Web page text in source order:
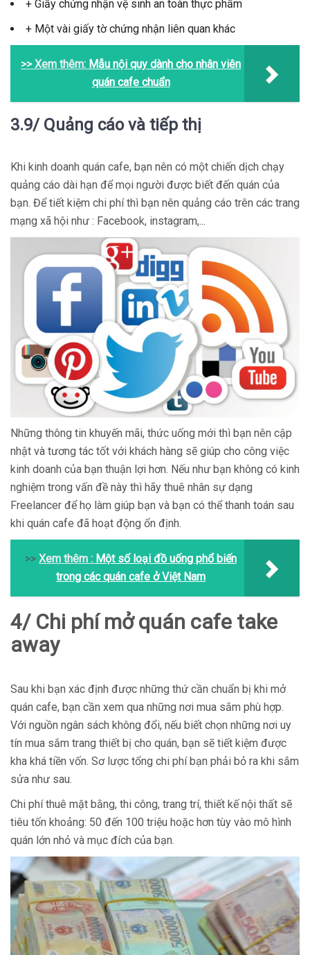
+ Giấy chứng nhận vệ sinh an toàn thực phẩm
+ Một vài giấy tờ chứng nhận liên quan khác
>> Xem thêm: Mẫu nội quy dành cho nhân viên
quán cafe chuẩn
3.9/ Quảng cáo và tiếp thị
Khi kinh doanh quán cafe, bạn nên có một chiến dịch chạy
quảng cáo dài hạn để mọi người được biết đến quán của
bạn. Để tiết kiệm chi phí thì bạn nên quảng cáo trên các trang
mạng xã hội như : Facebook, instagram,...
Những thông tin khuyến mãi, thức uống mới thì bạn nên cập
nhật và tương tác tốt với khách hàng sẽ giúp cho công việc
kinh doanh của bạn thuận lợi hơn. Nếu như bạn không có kinh
nghiệm trong vấn đề này thì hãy thuê nhân sự dạng
Freelancer để họ làm giúp bạn và bạn có thể thanh toán sau
khi quán cafe đã hoạt động ổn định.
>> Xem thêm : Một số loại đồ uống phổ biến
trong các quán cafe ở Việt Nam
4/ Chi phí mở quán cafe take
away
Sau khi bạn xác định được những thứ cần chuẩn bị khi mở
quán cafe, bạn cần xem qua những nơi mua sắm phù hợp.
Với nguồn ngân sách không đổi, nếu biết chọn những nơi uy
tín mua sắm trang thiết bị cho quán, bạn sẽ tiết kiệm được
kha khá tiền vốn. Sơ lược tổng chi phí bạn phải bỏ ra khi sắm
sửa như sau.
Chi phí thuê mặt bằng, thi công, trang trí, thiết kế nội thất sẽ
tiêu tốn khoảng: 50 đến 100 triệu hoặc hơn tùy vào mô hình
quán lớn nhỏ và mục đích của bạn.